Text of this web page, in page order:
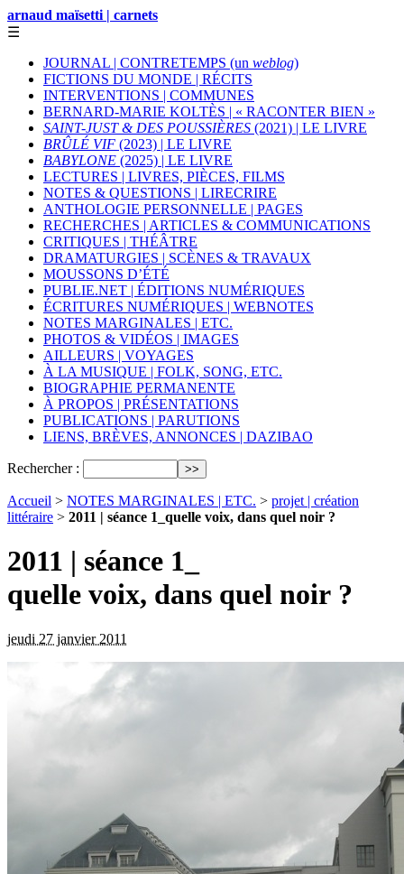
arnaud maïsetti | carnets
☰
JOURNAL | CONTRETEMPS (un weblog)
FICTIONS DU MONDE | RÉCITS
INTERVENTIONS | COMMUNES
BERNARD-MARIE KOLTÈS | « RACONTER BIEN »
SAINT-JUST & DES POUSSIÈRES (2021) | LE LIVRE
BRÛLÉ VIF (2023) | LE LIVRE
BABYLONE (2025) | LE LIVRE
LECTURES | LIVRES, PIÈCES, FILMS
NOTES & QUESTIONS | LIRECRIRE
ANTHOLOGIE PERSONNELLE | PAGES
RECHERCHES | ARTICLES & COMMUNICATIONS
CRITIQUES | THÉÂTRE
DRAMATURGIES | SCÈNES & TRAVAUX
MOUSSONS D’ÉTÉ
PUBLIE.NET | ÉDITIONS NUMÉRIQUES
ÉCRITURES NUMÉRIQUES | WEBNOTES
NOTES MARGINALES | ETC.
PHOTOS & VIDÉOS | IMAGES
AILLEURS | VOYAGES
À LA MUSIQUE | FOLK, SONG, ETC.
BIOGRAPHIE PERMANENTE
À PROPOS | PRÉSENTATIONS
PUBLICATIONS | PARUTIONS
LIENS, BRÈVES, ANNONCES | DAZIBAO
Rechercher :
Accueil > NOTES MARGINALES | ETC. > projet | création
littéraire > 2011 | séance 1_quelle voix, dans quel noir ?
2011 | séance 1_
quelle voix, dans quel noir ?
jeudi 27 janvier 2011